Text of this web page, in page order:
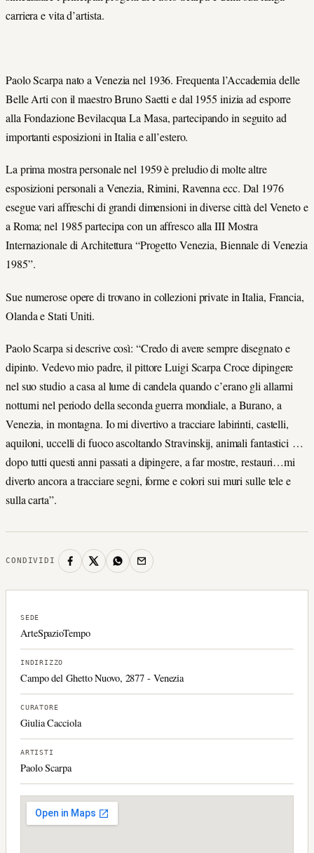
carriera e vita d’artista.
Paolo Scarpa nato a Venezia nel 1936. Frequenta l’Accademia delle
Belle Arti con il maestro Bruno Saetti e dal 1955 inizia ad esporre
alla Fondazione Bevilacqua La Masa, partecipando in seguito ad
importanti esposizioni in Italia e all’estero.
La prima mostra personale nel 1959 è preludio di molte altre
esposizioni personali a Venezia, Rimini, Ravenna ecc. Dal 1976
esegue vari affreschi di grandi dimensioni in diverse città del Veneto e
a Roma; nel 1985 partecipa con un affresco alla III Mostra
Internazionale di Architettura “Progetto Venezia, Biennale di Venezia
1985”.
Sue numerose opere di trovano in collezioni private in Italia, Francia,
Olanda e Stati Uniti.
Paolo Scarpa si descrive così: “Credo di avere sempre disegnato e
dipinto. Vedevo mio padre, il pittore Luigi Scarpa Croce dipingere
nel suo studio a casa al lume di candela quando c’erano gli allarmi
notturni nel periodo della seconda guerra mondiale, a Burano, a
Venezia, in montagna. Io mi divertivo a tracciare labirinti, castelli,
aquiloni, uccelli di fuoco ascoltando Stravinskij, animali fantastici …
dopo tutti questi anni passati a dipingere, a far mostre, restauri…mi
diverto ancora a tracciare segni, forme e colori sui muri sulle tele e
sulla carta”.
CONDIVIDI
SEDE
ArteSpazioTempo
INDIRIZZO
Campo del Ghetto Nuovo, 2877 - Venezia
CURATORE
Giulia Cacciola
ARTISTI
Paolo Scarpa